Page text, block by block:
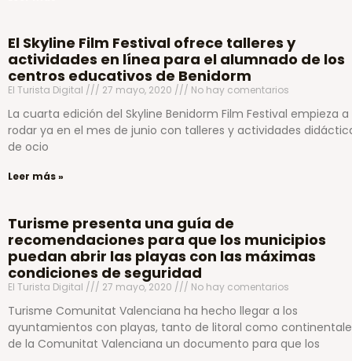
El Skyline Film Festival ofrece talleres y
actividades en línea para el alumnado de los
centros educativos de Benidorm
El Turista Digital 27 mayo, 2020 No hay comentarios
La cuarta edición del Skyline Benidorm Film Festival empieza a
rodar ya en el mes de junio con talleres y actividades
de ocio
Leer más »
Turisme presenta una guía de
recomendaciones para que los municipios
puedan abrir las playas con las máximas
condiciones de seguridad
El Turista Digital 27 mayo, 2020 No hay comentarios
Turisme Comunitat Valenciana ha hecho llegar a los
ayuntamientos con playas, tanto de litoral como
de la Comunitat Valenciana un documento para que los